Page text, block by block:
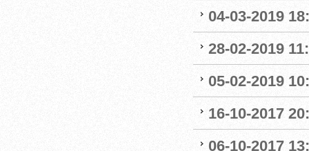
04-03-2019
28-02-2019
05-02-2019
16-10-2017
06-10-2017